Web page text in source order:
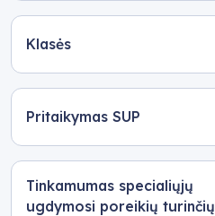
Klasės
Pritaikymas SUP
Tinkamumas specialiųjų
ugdymosi poreikių turinčių